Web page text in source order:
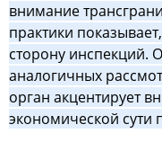
внимание
практики
сторону инспекций.
аналогичных
орган акцентирует
экономической